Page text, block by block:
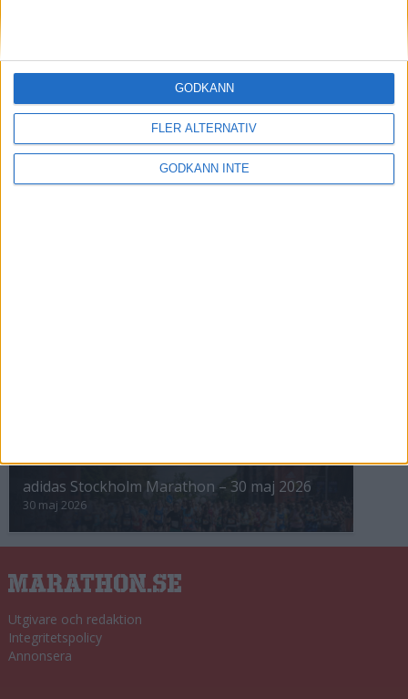
FLER ALTERNATIV
GODKÄNN INTE
GODKÄNN
ASIEN
Berlin Marathon - ett lopp genom
8 okt 1995• Arkiv• Reseberättelser från
adidas Stockholm Marathon – 30 maj 2026
30 maj 2026
Utgivare och redaktion
Integritetspolicy
Annonsera